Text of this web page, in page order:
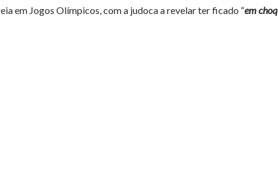
em Jogos Olímpicos, com a judoca a revelar ter ficado “em